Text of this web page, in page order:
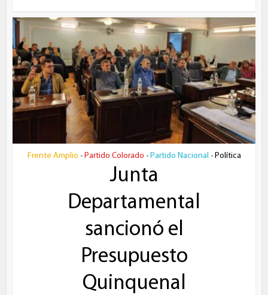
Frente Amplio • Partido Colorado • Partido Nacional • Política
Junta
Departamental
sancionó el
Presupuesto
Quinquenal